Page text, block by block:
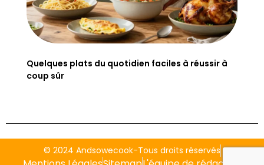
Quelques plats du quotidien faciles à réussir à
coup sûr
© 2024 Andsowecook-Tous droits réservés